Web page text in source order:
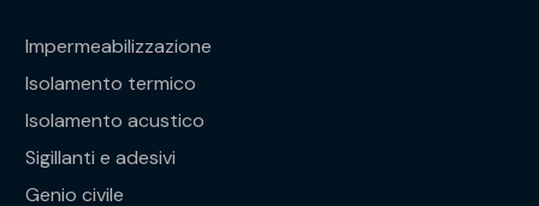
Impermeabilizzazione
Isolamento termico
Isolamento acustico
Sigillanti e adesivi
Genio civile